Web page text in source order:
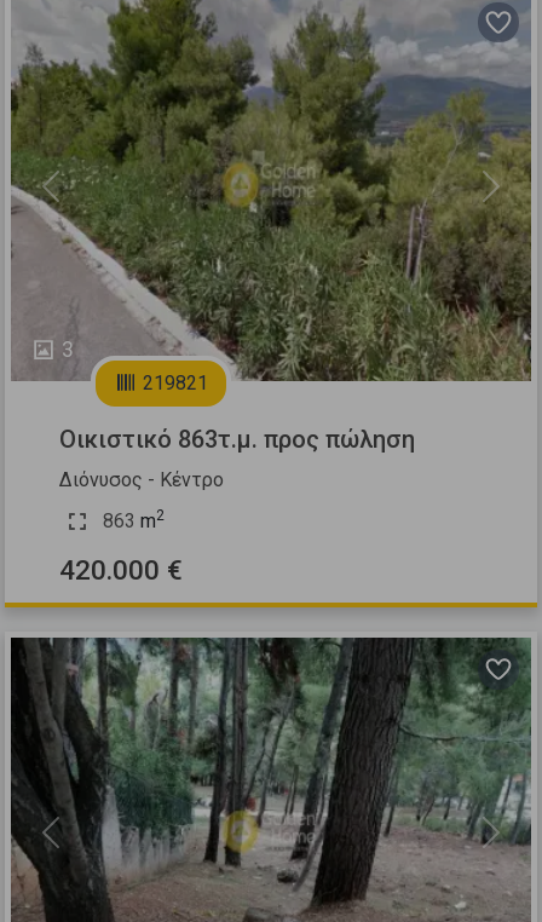
3
Previous Next
219821
Οικιστικό 863τ.μ. προς πώληση
Διόνυσος - Κέντρο
863 m2
420.000 €
Previous Next